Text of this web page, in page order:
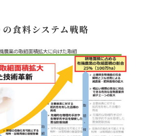
の食料システム戦略